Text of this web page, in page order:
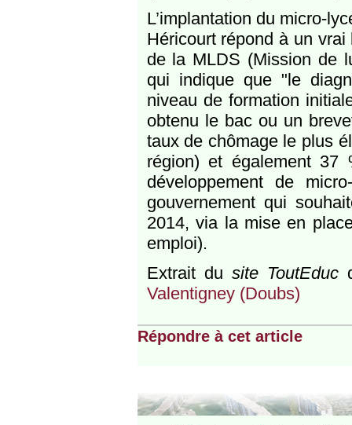
L’implantation du micro-
Héricourt répond à un
de la MLDS (Mission de
qui indique que "le
niveau de formation
obtenu le bac ou un
taux de chômage le plus
région) et également 37
développement de
gouvernement qui
2014, via la mise en
emploi).
Extrait du site ToutEduc
Valentigney (Doubs)
Répondre à cet article